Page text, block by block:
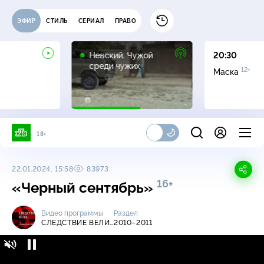
ЭФИР СТИЛЬ СЕРИАЛ ПРАВО
Невский. Чужой
среди чужих
16+
20:30
Маска 12+
18+
22.01.2024, 15:58 83973
«Черный сентябрь» 16+
Видео программы
СЛЕДСТВИЕ ВЕЛИ…
Раздел
2010–2011